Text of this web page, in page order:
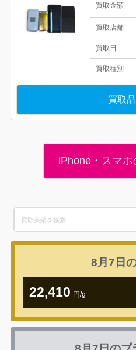
買取金額
買取店舗
買取日
買取種別
買取
iPhone・スマ
for:
8月7日
22,410 円/g